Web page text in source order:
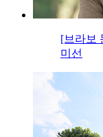
[브라보
미선